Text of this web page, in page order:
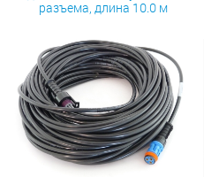
разъема, длина 10.0 м